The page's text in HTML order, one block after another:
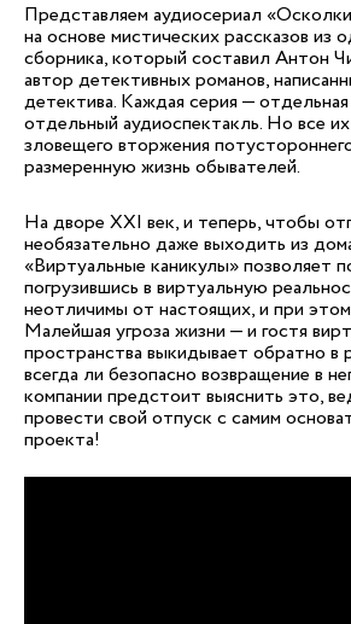
Представляем аудиосериал
на основе мистических рассказов из
сборника, который составил Антон
автор детективных романов,
детектива. Каждая серия —
отдельный аудиоспектакль. Но все
зловещего вторжения
размеренную жизнь обывателей.
На дворе XXI век, и теперь, чтобы
необязательно даже выходить из
«Виртуальные каникулы» позволяет
погрузившись в виртуальную
неотличимы от настоящих, и при этом
Малейшая угроза жизни — и гостя
пространства выкидывает обратно в
всегда ли безопасно возвращение в
компании предстоит выяснить это,
провести свой отпуск с самим
проекта!